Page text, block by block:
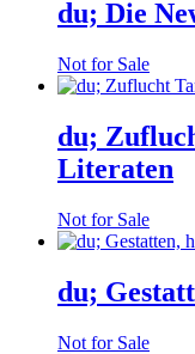
du; Die
Not for Sale
du;
Literaten
Not for Sale
du;
Not for Sale